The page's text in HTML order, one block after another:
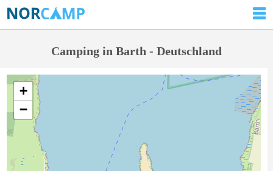
Camping in Barth - Deutschland
+
−